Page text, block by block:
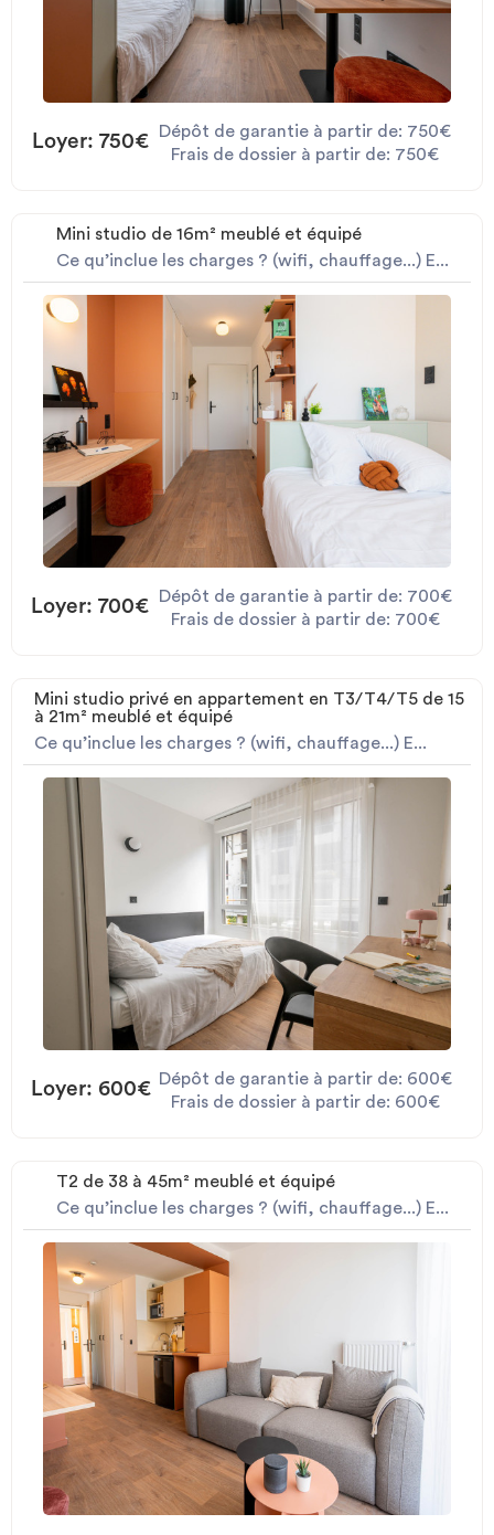
Loyer: 750€
Dépôt de garantie à partir de: 750€
Frais de dossier à partir de: 750€
Mini studio de 16m² meublé et équipé
Ce qu’inclue les charges ? (wifi, chauffage...) E...
Loyer: 700€
Dépôt de garantie à partir de: 700€
Frais de dossier à partir de: 700€
Mini studio privé en appartement en T3/T4/T5 de 15
à 21m² meublé et équipé
Ce qu’inclue les charges ? (wifi, chauffage...) E...
Loyer: 600€ Dépôt de garantie à partir de: 600€
Frais de dossier à partir de: 600€
T2 de 38 à 45m² meublé et équipé
Ce qu’inclue les charges ? (wifi, chauffage...) E...